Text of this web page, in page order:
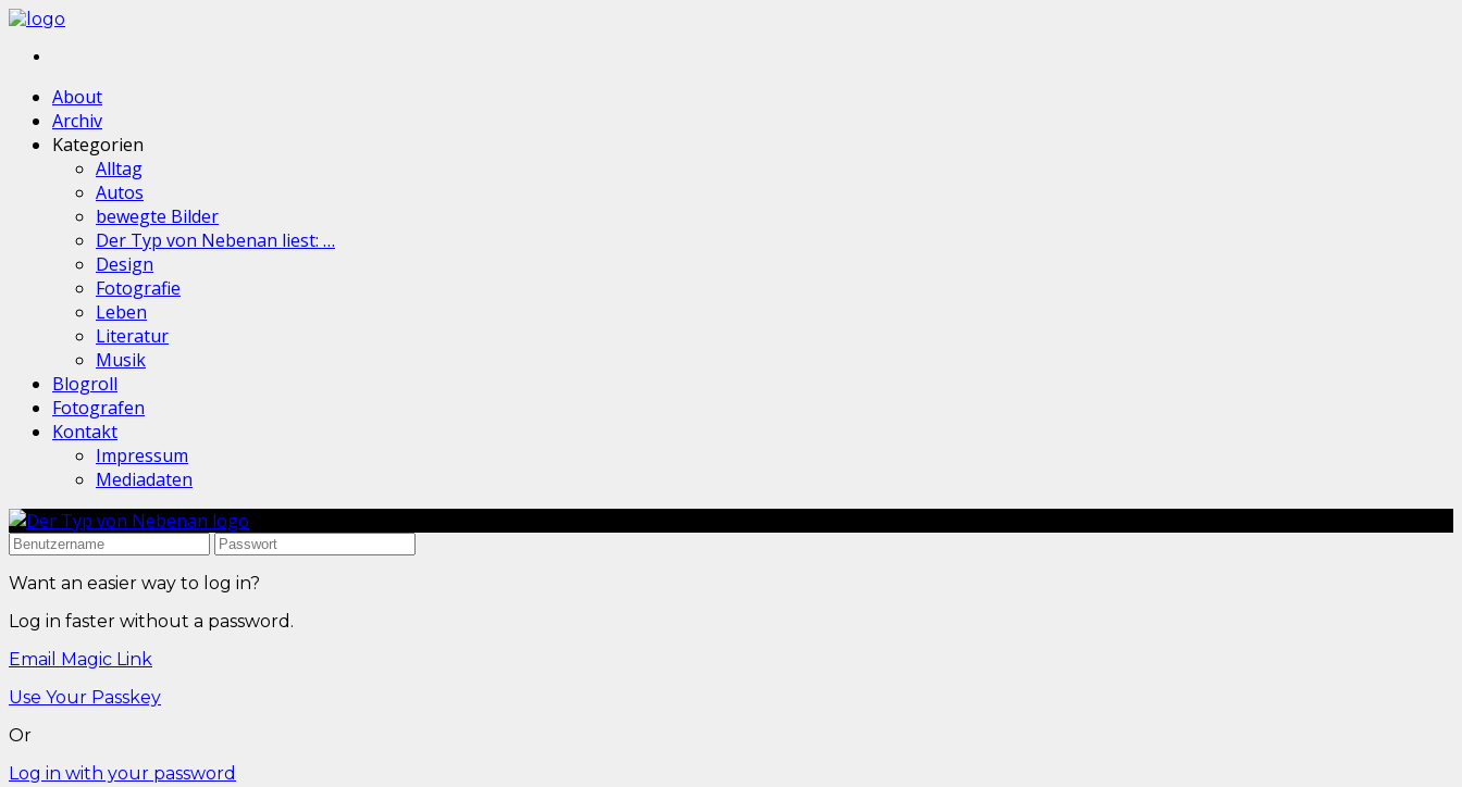
About
Archiv
Kategorien
Alltag
Autos
bewegte Bilder
Der Typ von Nebenan liest: …
Design
Fotografie
Leben
Literatur
Musik
Blogroll
Fotografen
Kontakt
Impressum
Mediadaten
Want an easier way to log in?
Log in faster without a password.
Email Magic Link
Use Your Passkey
Or
Log in with your password